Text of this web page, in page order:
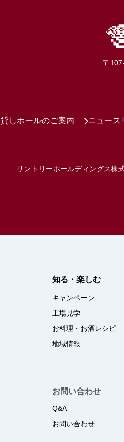
〒
貸しホールのご案内 ニュース
サントリーホールディングス株
知る・楽しむ
キャンペーン
工場見学
お料理・お酒レシピ
地域情報
お問い合わせ
Q&A
お問い合わせ